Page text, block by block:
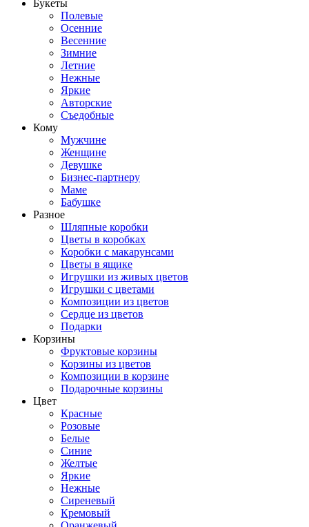
Букеты
Полевые
Осенние
Весенние
Зимние
Летние
Нежные
Яркие
Авторские
Съедобные
Кому
Мужчине
Женщине
Девушке
Бизнес-партнеру
Маме
Бабушке
Разное
Шляпные коробки
Цветы в коробках
Коробки с макарунсами
Цветы в ящике
Игрушки из живых цветов
Игрушки с цветами
Композиции из цветов
Сердце из цветов
Подарки
Корзины
Фруктовые корзины
Корзины из цветов
Композиции в корзине
Подарочные корзины
Цвет
Красные
Розовые
Белые
Синие
Желтые
Яркие
Нежные
Сиреневый
Кремовый